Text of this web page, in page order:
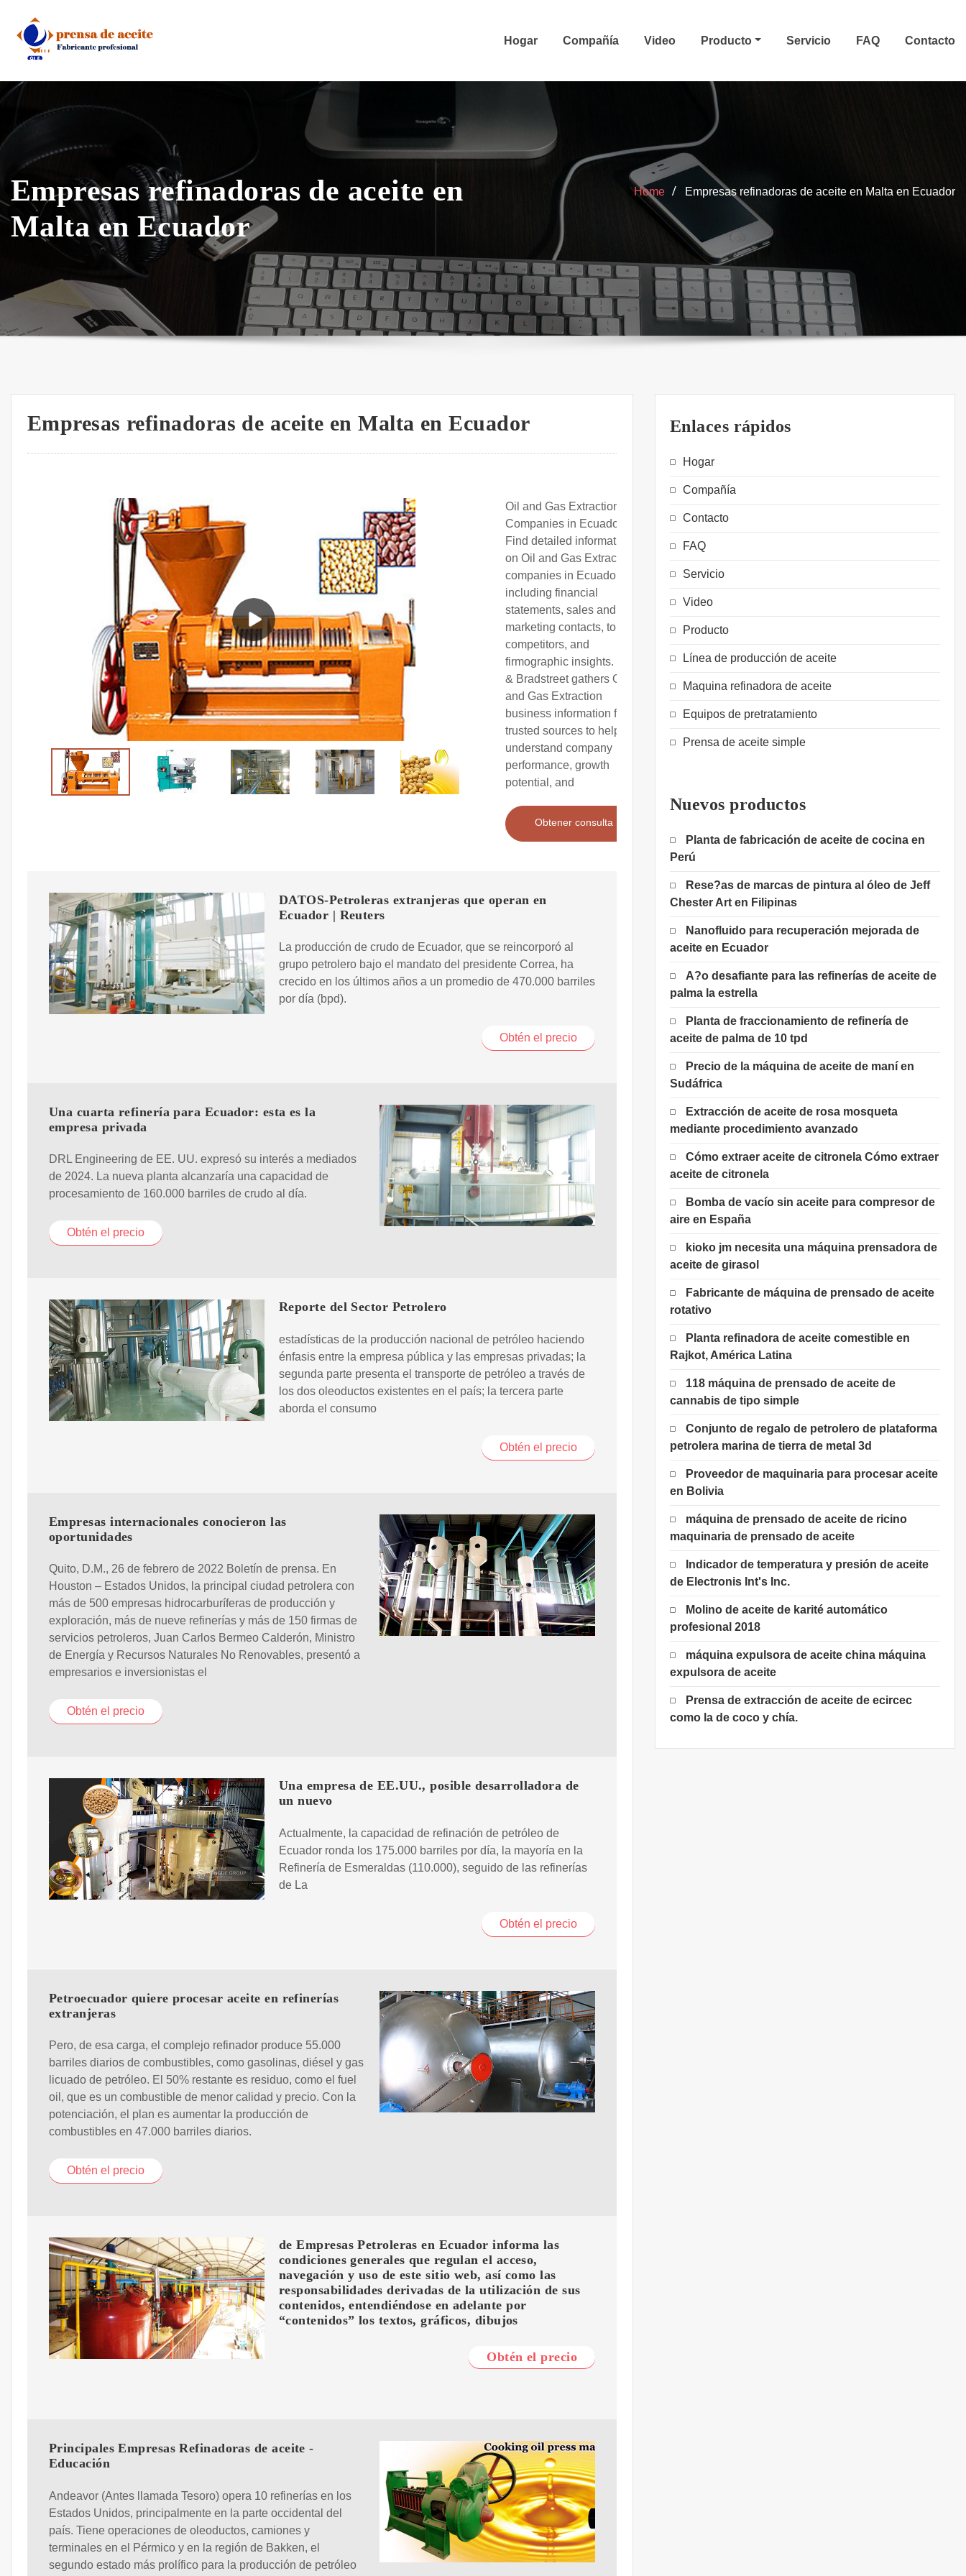
content
Hogar Compañía Video Producto Servicio FAQ Contacto
Empresas refinadoras de aceite en
Malta en Ecuador
Home Empresas refinadoras de aceite en Malta en Ecuador
Empresas refinadoras de aceite en Malta en Ecuador
Oil and Gas Extraction
Companies in Ecuador.
Find detailed information
on Oil and Gas Extraction
companies in Ecuador,
including financial
statements, sales and
marketing contacts, top
competitors, and
firmographic insights. Dun
& Bradstreet gathers Oil
and Gas Extraction
business information from
trusted sources to help you
understand company
performance, growth
potential, and
Obtener consulta
DATOS-Petroleras extranjeras que operan en
Ecuador | Reuters
La producción de crudo de Ecuador, que se reincorporó al
grupo petrolero bajo el mandato del presidente Correa, ha
crecido en los últimos años a un promedio de 470.000 barriles
por día (bpd).
Obtén el precio
Una cuarta refinería para Ecuador: esta es la
empresa privada
DRL Engineering de EE. UU. expresó su interés a mediados
de 2024. La nueva planta alcanzaría una capacidad de
procesamiento de 160.000 barriles de crudo al día.
Obtén el precio
Reporte del Sector Petrolero
estadísticas de la producción nacional de petróleo haciendo
énfasis entre la empresa pública y las empresas privadas; la
segunda parte presenta el transporte de petróleo a través de
los dos oleoductos existentes en el país; la tercera parte
aborda el consumo
Obtén el precio
Empresas internacionales conocieron las
oportunidades
Quito, D.M., 26 de febrero de 2022 Boletín de prensa. En
Houston – Estados Unidos, la principal ciudad petrolera con
más de 500 empresas hidrocarburíferas de producción y
exploración, más de nueve refinerías y más de 150 firmas de
servicios petroleros, Juan Carlos Bermeo Calderón, Ministro
de Energía y Recursos Naturales No Renovables, presentó a
empresarios e inversionistas el
Obtén el precio
Una empresa de EE.UU., posible desarrolladora de
un nuevo
Actualmente, la capacidad de refinación de petróleo de
Ecuador ronda los 175.000 barriles por día, la mayoría en la
Refinería de Esmeraldas (110.000), seguido de las refinerías
de La
Obtén el precio
Petroecuador quiere procesar aceite en refinerías
extranjeras
Pero, de esa carga, el complejo refinador produce 55.000
barriles diarios de combustibles, como gasolinas, diésel y gas
licuado de petróleo. El 50% restante es residuo, como el fuel
oil, que es un combustible de menor calidad y precio. Con la
potenciación, el plan es aumentar la producción de
combustibles en 47.000 barriles diarios.
Obtén el precio
de Empresas Petroleras en Ecuador informa las
condiciones generales que regulan el acceso,
navegación y uso de este sitio web, así como las
responsabilidades derivadas de la utilización de sus
contenidos, entendiéndose en adelante por
“contenidos” los textos, gráficos, dibujos
Obtén el precio
Principales Empresas Refinadoras de aceite -
Educación
Andeavor (Antes llamada Tesoro) opera 10 refinerías en los
Estados Unidos, principalmente en la parte occidental del
país. Tiene operaciones de oleoductos, camiones y
terminales en el Pérmico y en la región de Bakken, el
segundo estado más prolífico para la producción de petróleo
Enlaces rápidos
Hogar
Compañía
Contacto
FAQ
Servicio
Video
Producto
Línea de producción de aceite
Maquina refinadora de aceite
Equipos de pretratamiento
Prensa de aceite simple
Nuevos productos
Planta de fabricación de aceite de cocina en
Perú
Rese?as de marcas de pintura al óleo de Jeff
Chester Art en Filipinas
Nanofluido para recuperación mejorada de
aceite en Ecuador
A?o desafiante para las refinerías de aceite de
palma la estrella
Planta de fraccionamiento de refinería de
aceite de palma de 10 tpd
Precio de la máquina de aceite de maní en
Sudáfrica
Extracción de aceite de rosa mosqueta
mediante procedimiento avanzado
Cómo extraer aceite de citronela Cómo extraer
aceite de citronela
Bomba de vacío sin aceite para compresor de
aire en España
kioko jm necesita una máquina prensadora de
aceite de girasol
Fabricante de máquina de prensado de aceite
rotativo
Planta refinadora de aceite comestible en
Rajkot, América Latina
118 máquina de prensado de aceite de
cannabis de tipo simple
Conjunto de regalo de petrolero de plataforma
petrolera marina de tierra de metal 3d
Proveedor de maquinaria para procesar aceite
en Bolivia
máquina de prensado de aceite de ricino
maquinaria de prensado de aceite
Indicador de temperatura y presión de aceite
de Electronis Int's Inc.
Molino de aceite de karité automático
profesional 2018
máquina expulsora de aceite china máquina
expulsora de aceite
Prensa de extracción de aceite de ecircec
como la de coco y chía.